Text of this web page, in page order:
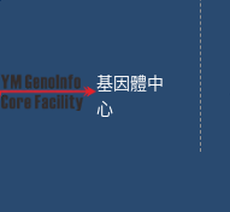
基因體中
心